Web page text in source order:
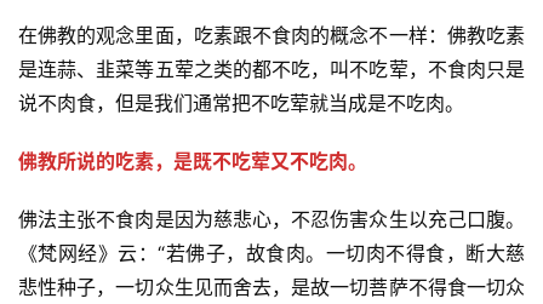
在佛教的观念里面，吃素跟不食肉的概念不一样：佛教吃素
是连蒜、韭菜等五荤之类的都不吃，叫不吃荤，不食肉只是
说不肉食，但是我们通常把不吃荤就当成是不吃肉。
佛教所说的吃素，是既不吃荤又不吃肉。
佛法主张不食肉是因为慈悲心，不忍伤害众生以充己口腹。
《梵网经》云：“若佛子，故食肉。一切肉不得食，断大慈
悲性种子，一切众生见而舍去，是故一切菩萨不得食一切众